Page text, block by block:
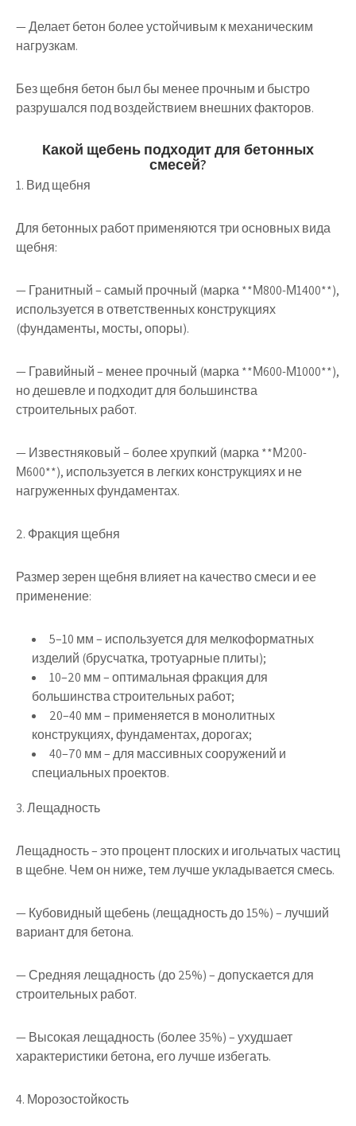
— Делает бетон более устойчивым к механическим
нагрузкам.
Без щебня бетон был бы менее прочным и быстро
разрушался под воздействием внешних факторов.
Какой щебень подходит для бетонных
смесей?
1. Вид щебня
Для бетонных работ применяются три основных вида
щебня:
— Гранитный – самый прочный (марка **М800-М1400**),
используется в ответственных конструкциях
(фундаменты, мосты, опоры).
— Гравийный – менее прочный (марка **М600-М1000**),
но дешевле и подходит для большинства
строительных работ.
— Известняковый – более хрупкий (марка **М200-
М600**), используется в легких конструкциях и не
нагруженных фундаментах.
2. Фракция щебня
Размер зерен щебня влияет на качество смеси и ее
применение:
5–10 мм – используется для мелкоформатных
изделий (брусчатка, тротуарные плиты);
10–20 мм – оптимальная фракция для
большинства строительных работ;
20–40 мм – применяется в монолитных
конструкциях, фундаментах, дорогах;
40–70 мм – для массивных сооружений и
специальных проектов.
3. Лещадность
Лещадность – это процент плоских и игольчатых частиц
в щебне. Чем он ниже, тем лучше укладывается смесь.
— Кубовидный щебень (лещадность до 15%) – лучший
вариант для бетона.
— Средняя лещадность (до 25%) – допускается для
строительных работ.
— Высокая лещадность (более 35%) – ухудшает
характеристики бетона, его лучше избегать.
4. Морозостойкость